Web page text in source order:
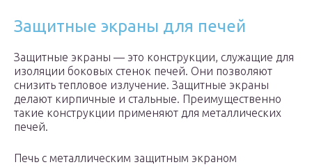
Защитные экраны для печей
Защитные экраны — это конструкции, служащие для
изоляции боковых стенок печей. Они позволяют
снизить тепловое излучение. Защитные экраны
делают кирпичные и стальные. Преимущественно
такие конструкции применяют для металлических
печей.
Печь с металлическим защитным экраном